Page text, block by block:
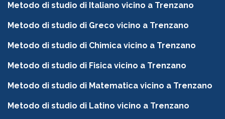
Metodo di studio di Italiano vicino a Trenzano
Metodo di studio di Greco vicino a Trenzano
Metodo di studio di Chimica vicino a Trenzano
Metodo di studio di Fisica vicino a Trenzano
Metodo di studio di Matematica vicino a Trenzano
Metodo di studio di Latino vicino a Trenzano